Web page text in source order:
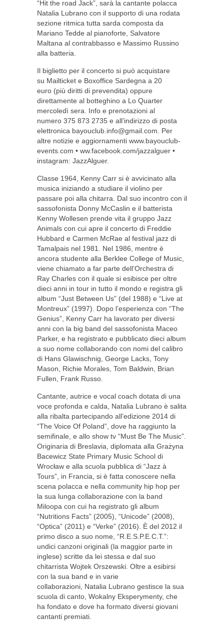
“Hit the road Jack”, sarà la cantante polacca
Natalia Lubrano con il supporto di una rodata
sezione ritmica tutta sarda composta da
Mariano Tedde al pianoforte, Salvatore
Maltana al contrabbasso e Massimo Russino
alla batteria.
Il biglietto per il concerto si può acquistare
su Mailticket e Boxoffice Sardegna a 20
euro (più diritti di prevendita) oppure
direttamente al botteghino a Lo Quarter
mercoledì sera. Info e prenotazioni al
numero 375 873 2735 e all’indirizzo di posta
elettronica bayouclub.info@gmail.com . Per
altre notizie e aggiornamenti www.bayouclub-
events.com • ww.facebook.com/jazzalguer •
instagram: JazzAlguer.
Classe 1964, Kenny Carr si è avvicinato alla
musica iniziando a studiare il violino per
passare poi alla chitarra. Dal suo incontro con il
sassofonista Donny McCaslin e il batterista
Kenny Wollesen prende vita il gruppo Jazz
Animals con cui apre il concerto di Freddie
Hubbard e Carmen McRae al festival jazz di
Tamalpais nel 1981. Nel 1986, mentre è
ancora studente alla Berklee College of Music,
viene chiamato a far parte dell’Orchestra di
Ray Charles con il quale si esibisce per oltre
dieci anni in tour in tutto il mondo e registra gli
album “Just Between Us” (del 1988) e “Live at
Montreux” (1997). Dopo l’esperienza con “The
Genius”, Kenny Carr ha lavorato per diversi
anni con la big band del sassofonista Maceo
Parker, e ha registrato e pubblicato dieci album
a suo nome collaborando con nomi del calibro
di Hans Glawischnig, George Lacks, Tony
Mason, Richie Morales, Tom Baldwin, Brian
Fullen, Frank Russo.
Cantante, autrice e vocal coach dotata di una
voce profonda e calda, Natalia Lubrano è salita
alla ribalta partecipando all’edizione 2014 di
“The Voice Of Poland”, dove ha raggiunto la
semifinale, e allo show tv “Must Be The Music”.
Originaria di Breslavia, diplomata alla Grażyna
Bacewicz State Primary Music School di
Wrocław e alla scuola pubblica di “Jazz à
Tours”, in Francia, si è fatta conoscere nella
scena polacca e nella community hip hop per
la sua lunga collaborazione con la band
Miloopa con cui ha registrato gli album
“Nutritions Facts” (2005), “Unicode” (2008),
“Optica” (2011) e “Verke” (2016). È del 2012 il
primo disco a suo nome, “R.E.S.P.E.C.T.”:
undici canzoni originali (la maggior parte in
inglese) scritte da lei stessa e dal suo
chitarrista Wojtek Orszewski. Oltre a esibirsi
con la sua band e in varie
collaborazioni, Natalia Lubrano gestisce la sua
scuola di canto, Wokalny Eksperymenty, che
ha fondato e dove ha formato diversi giovani
cantanti premiati.